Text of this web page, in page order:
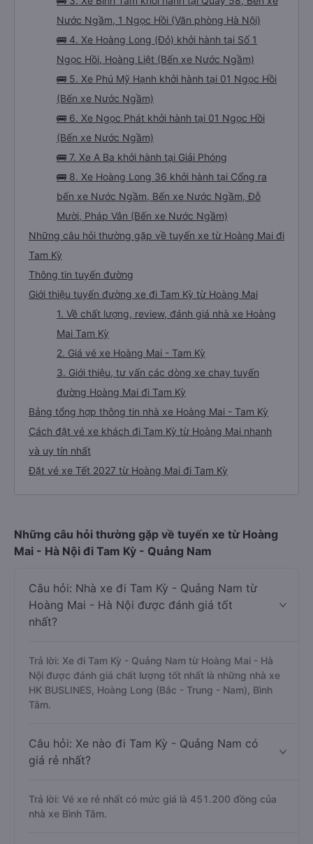
Nước Ngầm, 1 Ngọc Hồi (Văn phòng Hà Nội)
🚌 4. Xe Hoàng Long (Đỏ) khởi hành tại Số 1
Ngọc Hồi, Hoàng Liệt (Bến xe Nước Ngầm)
🚌 5. Xe Phú Mỹ Hạnh khởi hành tại 01 Ngọc Hồi
(Bến xe Nước Ngầm)
🚌 6. Xe Ngọc Phát khởi hành tại 01 Ngọc Hồi
(Bến xe Nước Ngầm)
🚌 7. Xe A Ba khởi hành tại Giải Phóng
🚌 8. Xe Hoàng Long 36 khởi hành tại Cổng ra
bến xe Nước Ngầm, Bến xe Nước Ngầm, Đỗ
Mười, Pháp Vân (Bến xe Nước Ngầm)
Những câu hỏi thường gặp về tuyến xe từ Hoàng Mai đi
Tam Kỳ
Thông tin tuyến đường
Giới thiệu tuyến đường xe đi Tam Kỳ từ Hoàng Mai
1. Về chất lượng, review, đánh giá nhà xe Hoàng
Mai Tam Kỳ
2. Giá vé xe Hoàng Mai - Tam Kỳ
3. Giới thiệu, tư vấn các dòng xe chạy tuyến
đường Hoàng Mai đi Tam Kỳ
Bảng tổng hợp thông tin nhà xe Hoàng Mai - Tam Kỳ
Cách đặt vé xe khách đi Tam Kỳ từ Hoàng Mai nhanh
và uy tín nhất
Đặt vé xe Tết 2027 từ Hoàng Mai đi Tam Kỳ
Những câu hỏi thường gặp về tuyến xe từ Hoàng
Mai - Hà Nội đi Tam Kỳ - Quảng Nam
Câu hỏi: Nhà xe đi Tam Kỳ - Quảng Nam từ
Hoàng Mai - Hà Nội được đánh giá tốt
nhất?
Trả lời: Xe đi Tam Kỳ - Quảng Nam từ Hoàng Mai - Hà
Nội được đánh giá chất lượng tốt nhất là những nhà xe
HK BUSLINES, Hoàng Long (Bắc - Trung - Nam), Bình
Tâm.
Câu hỏi: Xe nào đi Tam Kỳ - Quảng Nam có
giá rẻ nhất?
Trả lời: Vé xe rẻ nhất có mức giá là 451.200 đồng của
nhà xe Bình Tâm.